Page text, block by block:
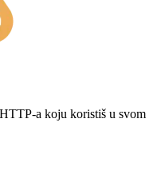
a koju koristiš u svom